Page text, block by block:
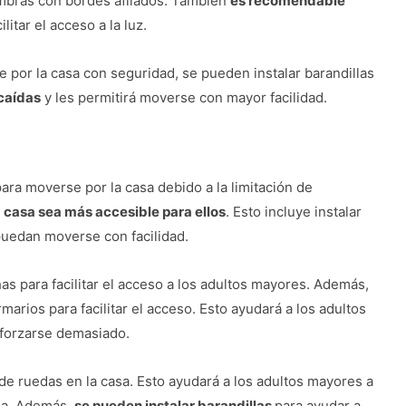
el acceso a la luz.
por la casa con seguridad, se pueden instalar barandillas
y les permitirá moverse con mayor facilidad.
moverse por la casa debido a la limitación de
sea más accesible para ellos. Esto incluye instalar
moverse con facilidad.
para facilitar el acceso a los adultos mayores. Además,
para facilitar el acceso. Esto ayudará a los adultos
demasiado.
ruedas en la casa. Esto ayudará a los adultos mayores a